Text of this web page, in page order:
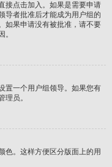
接点击加入。如果是需要申请
导者批准后才能成为用户组的
如果申请没有被批准，请不要
。
置一个用户组领导。如果您有
理员。
色。这样方便区分版面上的用